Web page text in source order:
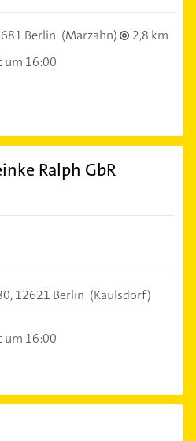
Berlin (Marzahn)
2,8 km
um 16:00
Ralph GbR
12621 Berlin (Kaulsdorf)
um 16:00